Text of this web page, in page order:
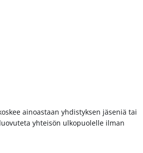
ainoastaan yhdistyksen jäseniä tai
yhteisön ulkopuolelle ilman